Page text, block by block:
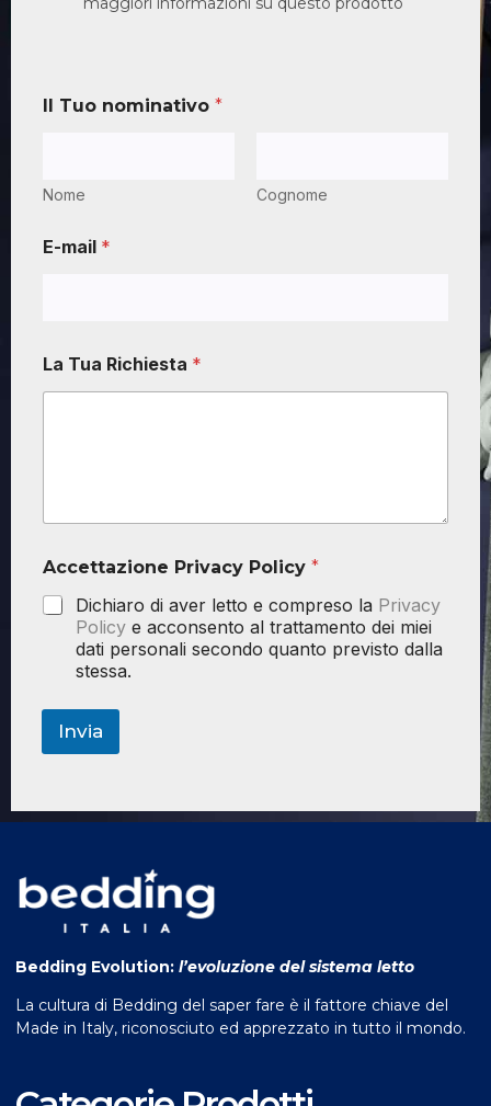
Il Tuo nominativo *
Nome Cognome
E-mail *
La Tua Richiesta *
Accettazione Privacy Policy *
Dichiaro di aver letto e compreso la Privacy
Policy e acconsento al trattamento dei miei
dati personali secondo quanto previsto dalla
stessa.
Invia
Bedding Evolution: l’evoluzione del sistema letto
La cultura di Bedding del saper fare è il fattore chiave del
Made in Italy, riconosciuto ed apprezzato in tutto il mondo.